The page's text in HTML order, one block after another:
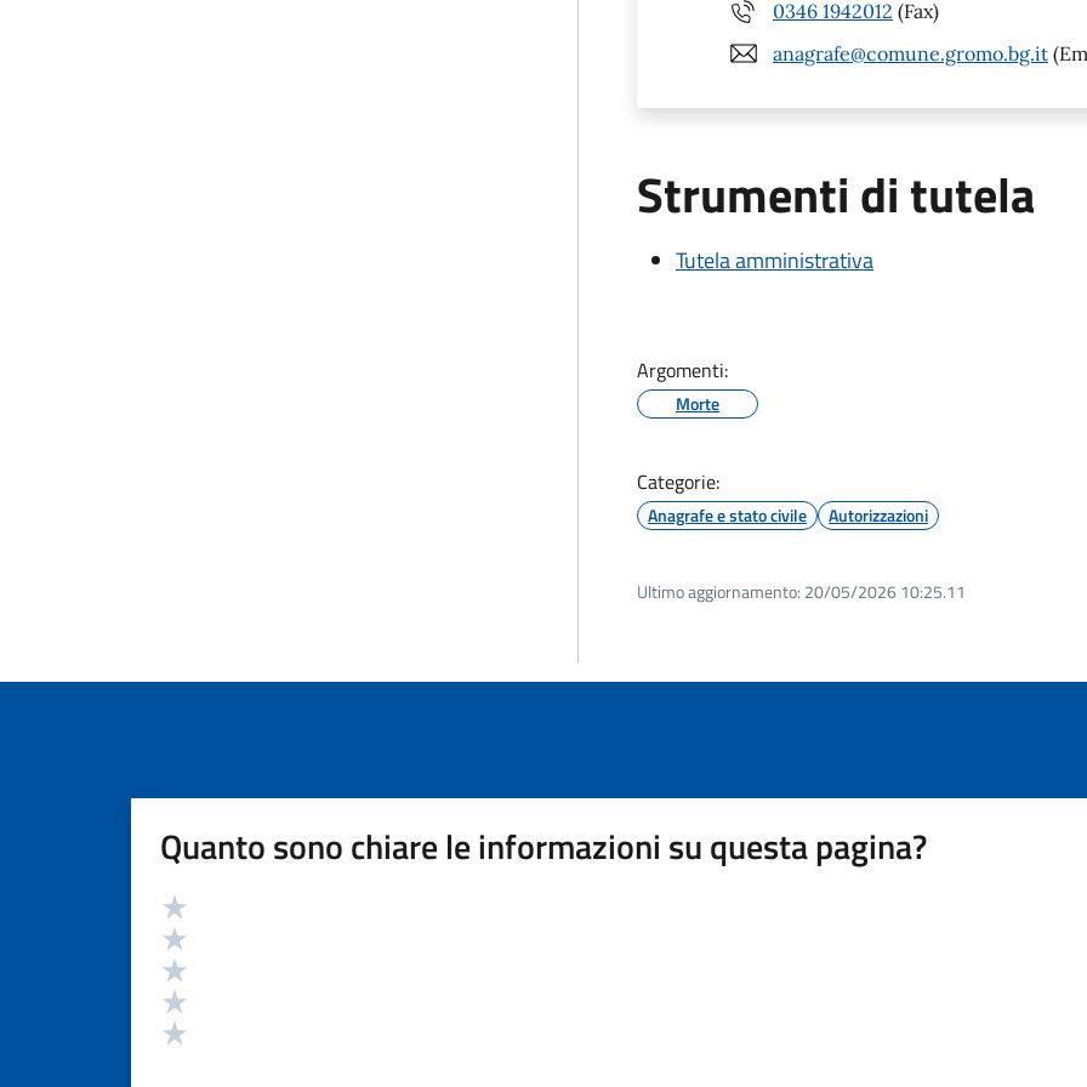
0346 1942012 (Fax)
anagrafe@comune.gromo.bg.it
Strumenti di tutela
Tutela amministrativa
Argomenti:
Morte
Categorie:
Anagrafe e stato civile Autorizzazioni
Ultimo aggiornamento: 20/05/2026 10:25.11
Quanto sono chiare le informazioni su questa pagina?
Valutazione